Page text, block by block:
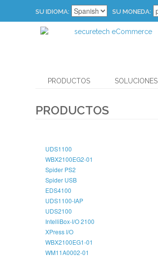
SU IDIOMA: SU MONEDA:
PRODUCTOS SOLUCIONES
PRODUCTOS
UDS1100
WBX2100EG2-01
Spider PS2
Spider USB
EDS4100
UDS1100-IAP
UDS2100
IntelliBox-I/O 2100
XPress I/O
WBX2100EG1-01
WM11A0002-01